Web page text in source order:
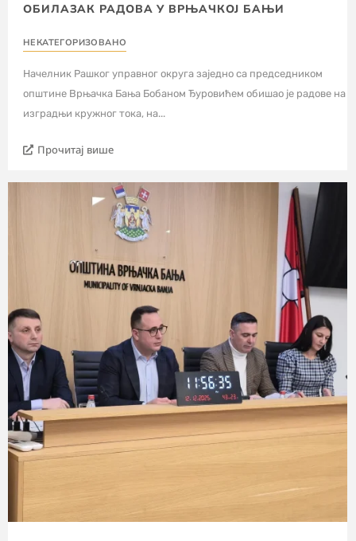
ОБИЛАЗАК РАДОВА У ВРЊАЧКОЈ БАЊИ
НЕКАТЕГОРИЗОВАНО
Начелник Рашког управног округа заједно са председником
општине Врњачка Бања Бобаном Ђуровићем обишао је радове на
изградњи кружног тока, на...
Прочитај више